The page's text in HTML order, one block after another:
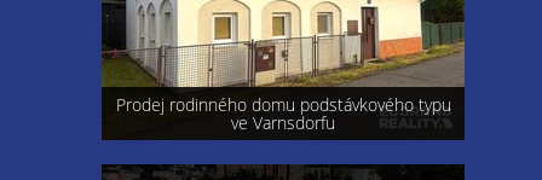
Prodej rodinného domu podstávkového typu
ve Varnsdorfu